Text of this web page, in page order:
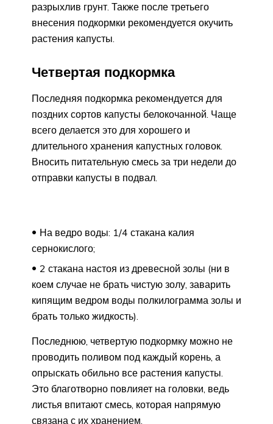
разрыхлив грунт. Также после третьего
внесения подкормки рекомендуется окучить
растения капусты.
Четвертая подкормка
Последняя подкормка рекомендуется для
поздних сортов капусты белокочанной. Чаще
всего делается это для хорошего и
длительного хранения капустных головок.
Вносить питательную смесь за три недели до
отправки капусты в подвал.
На ведро воды: 1/4 стакана калия
сернокислого;
2 стакана настоя из древесной золы (ни в
коем случае не брать чистую золу, заварить
кипящим ведром воды полкилограмма золы и
брать только жидкость).
Последнюю, четвертую подкормку можно не
проводить поливом под каждый корень, а
опрыскать обильно все растения капусты.
Это благотворно повлияет на головки, ведь
листья впитают смесь, которая напрямую
связана с их хранением.